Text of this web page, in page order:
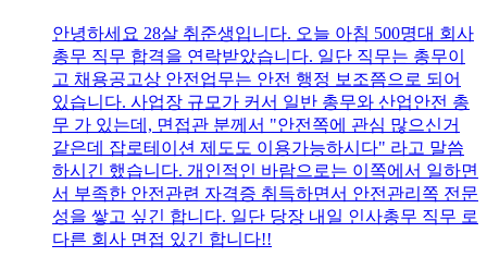
안녕하세요 28살 취준생입니다. 오늘 아침 500명대 회사
총무 직무 합격을 연락받았습니다. 일단 직무는 총무이
고 채용공고상 안전업무는 안전 행정 보조쯤으로 되어
있습니다. 사업장 규모가 커서 일반 총무와 산업안전 총
무 가 있는데, 면접관 분께서 "안전쪽에 관심 많으신거
같은데 잡로테이션 제도도 이용가능하시다" 라고 말씀
하시긴 했습니다. 개인적인 바람으로는 이쪽에서 일하면
서 부족한 안전관련 자격증 취득하면서 안전관리쪽 전문
성을 쌓고 싶긴 합니다. 일단 당장 내일 인사총무 직무 로
다른 회사 면접 있긴 합니다!!